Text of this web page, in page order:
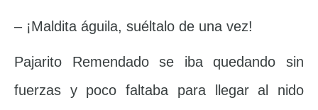
– ¡Maldita águila, suéltalo de una vez!
Pajarito Remendado se iba quedando sin
fuerzas y poco faltaba para llegar al nido